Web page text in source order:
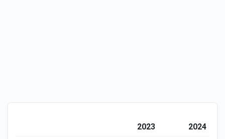
2023
2024